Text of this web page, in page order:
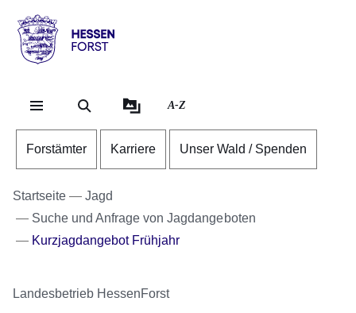
Hessen
Forst
A-Z
Forstämter Karriere Unser Wald / Spenden
Startseite
Jagd
Suche und Anfrage von Jagdangeboten
Kurzjagdangebot Frühjahr
Landesbetrieb HessenForst